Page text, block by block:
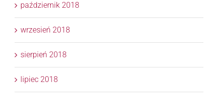
październik 2018
wrzesień 2018
sierpień 2018
lipiec 2018